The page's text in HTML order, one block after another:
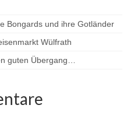
Bongards und ihre Gotländer
Wülfrath
guten Übergang…